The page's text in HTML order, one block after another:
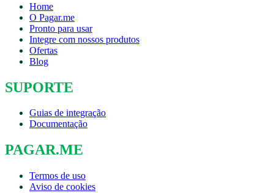
Home
O Pagar.me
Pronto para usar
Integre com nossos produtos
Ofertas
Blog
SUPORTE
Guias de integração
Documentação
PAGAR.ME
Termos de uso
Aviso de cookies